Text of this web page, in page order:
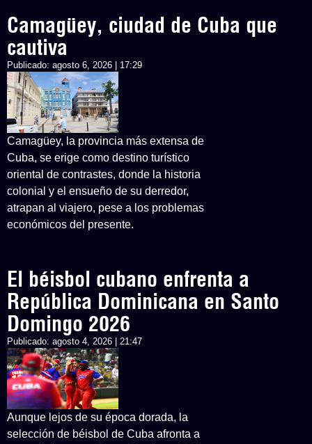
Camagüey, ciudad de Cuba que
cautiva
Publicado: agosto 6, 2026 | 17:29
Camagüey, la provincia más extensa de
Cuba, se erige como destino turístico
oriental de contrastes, donde la historia
colonial y el ensueño de su derredor,
atrapan al viajero, pese a los problemas
económicos del presente.
El béisbol cubano enfrenta a
República Dominicana en Santo
Domingo 2026
Publicado: agosto 4, 2026 | 21:47
Aunque lejos de su época dorada, la
selección de béisbol de Cuba afronta a